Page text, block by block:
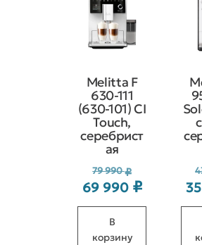
Melitta F
630-111
(630-101) CI
Touch,
серебрист
ая
79 990₽
цена
79 990 ₽.
69 990 ₽Текущая
цена:
В
корзину